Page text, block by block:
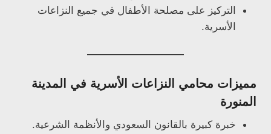
التركيز على مصلحة الأطفال في جميع النزاعات
الأسرية.
مميزات محامي النزاعات الأسرية في المدينة
المنورة
خبرة كبيرة بالقانون السعودي والأنظمة الشرعية.